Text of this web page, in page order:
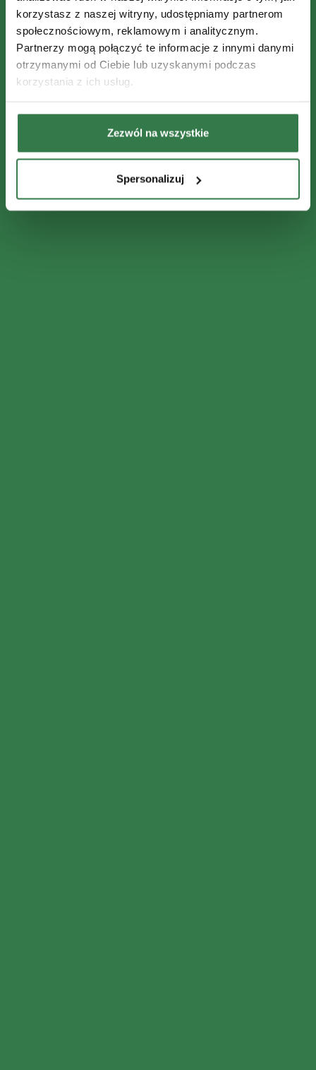
korzystasz z naszej witryny, udostępniamy partnerom
społecznościowym, reklamowym i analitycznym.
Partnerzy mogą połączyć te informacje z innymi danymi
otrzymanymi od Ciebie lub uzyskanymi podczas
korzystania z ich usług.
Zezwól na wszystkie
Spersonalizuj